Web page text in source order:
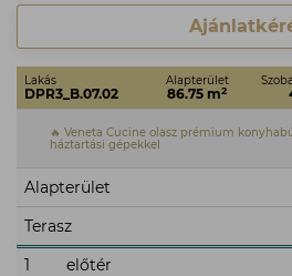
Lakás
DPR3_B.07.02
Alapterület
86.75 m2
🔥 Veneta Cucine olasz prémium
háztartási gépekkel
Alapterület
Terasz
1 előtér